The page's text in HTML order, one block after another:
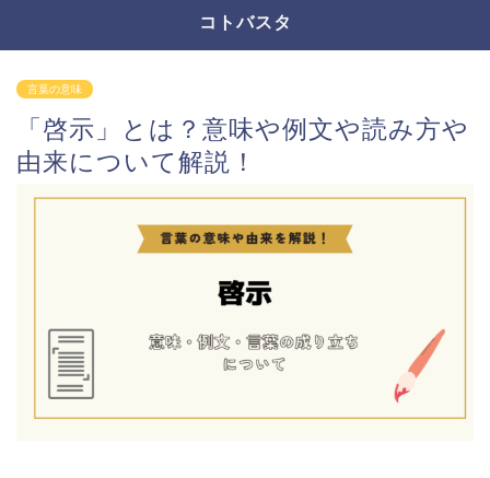
コトバスタ
言葉の意味
「啓示」とは？意味や例文や読み方や
由来について解説！